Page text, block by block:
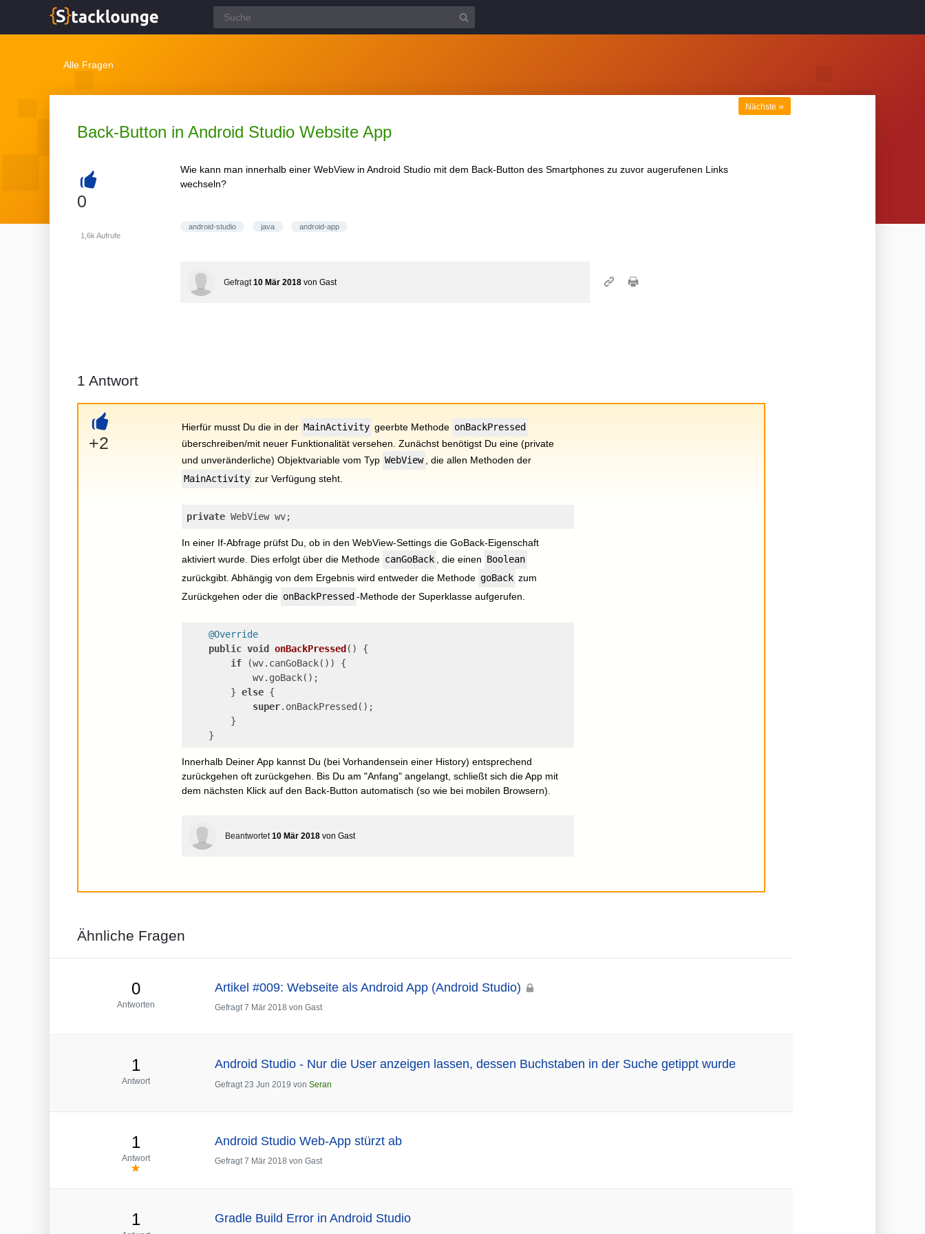
Alle Fragen
Back-Button in Android Studio Website App
Nächste »
+
0
1,6k Aufrufe
Wie kann man innerhalb einer WebView in Android Studio mit dem Back-Button des Smartphones zu zuvor augerufenen Links
wechseln?
android-studio java android-app
Gefragt 10 Mär 2018 von Gast
1 Antwort
+
+2
Hierfür musst Du die in der MainActivity geerbte Methode onBackPressed
überschreiben/mit neuer Funktionalität versehen. Zunächst benötigst Du eine (private
und unveränderliche) Objektvariable vom Typ WebView
, die allen Methoden der
MainActivity zur Verfügung steht.
private WebView wv;
In einer If-Abfrage prüfst Du, ob in den WebView-Settings die GoBack-Eigenschaft
aktiviert wurde. Dies erfolgt über die Methode canGoBack , die einen Boolean
zurückgibt. Abhängig von dem Ergebnis wird entweder die Methode goBack zum
Zurückgehen oder die onBackPressed -Methode der Superklasse aufgerufen.
@Override
public void onBackPressed ()
{
if (wv.canGoBack()) {
wv.goBack();
} else {
super.onBackPressed();
}
}
Innerhalb Deiner App kannst Du (bei Vorhandensein einer History) entsprechend
zurückgehen oft zurückgehen. Bis Du am "Anfang" angelangt, schließt sich die App mit
dem nächsten Klick auf den Back-Button automatisch (so wie bei mobilen Browsern).
Beantwortet 10 Mär 2018 vonGast
Ähnliche Fragen
0
Antworten
Artikel #009: Webseite als Android App (Android Studio)
Gefragt 7 Mär 2018 von Gast
1
Antwort
Android Studio - Nur die User anzeigen lassen, dessen Buchstaben in der Suche getippt wurde
Gefragt 23 Jun 2019 von Seran
1
Antwort
Android Studio Web-App stürzt ab
Gefragt 7 Mär 2018 von Gast
1 Gradle Build Error in Android Studio